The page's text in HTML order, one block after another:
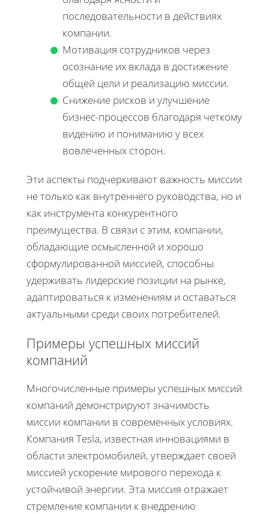
последовательности в действиях
компании.
Мотивация сотрудников через
осознание их вклада в достижение
общей цели и реализацию миссии.
Снижение рисков и улучшение
бизнес-процессов благодаря четкому
видению и пониманию у всех
вовлеченных сторон.
Эти аспекты подчеркивают важность миссии
не только как внутреннего руководства, но и
как инструмента конкурентного
преимущества. В связи с этим, компании,
обладающие осмысленной и хорошо
сформулированной миссией, способны
удерживать лидерские позиции на рынке,
адаптироваться к изменениям и оставаться
актуальными среди своих потребителей.
Примеры успешных миссий
компаний
Многочисленные примеры успешных миссий
компаний демонстрируют значимость
миссии компании в современных условиях.
Компания Tesla, известная инновациями в
области электромобилей, утверждает своей
миссией ускорение мирового перехода к
устойчивой энергии. Эта миссия отражает
стремление компании к внедрению